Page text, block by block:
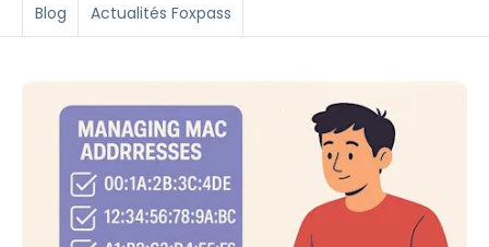
Blog Actualités Foxpass